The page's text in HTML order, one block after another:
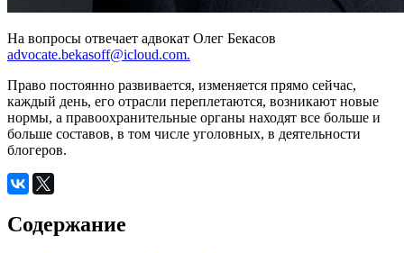
На вопросы отвечает адвокат Олег Бекасов
advocate.bekasoff@icloud.com.
Право постоянно развивается, изменяется прямо сейчас,
каждый день, его отрасли переплетаются, возникают новые
нормы, а правоохранительные органы находят все больше и
больше составов, в том числе уголовных, в деятельности
блогеров.
Содержание